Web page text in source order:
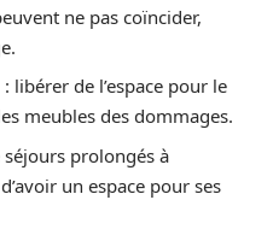
ne pas coïncider,
: libérer de l’espace pour le
meubles des dommages.
séjours prolongés à
un espace pour ses